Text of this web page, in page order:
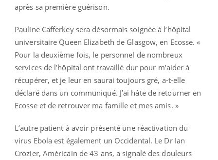
après sa première guérison.
Pauline Cafferkey sera désormais soignée à l’hôpital
universitaire Queen Elizabeth de Glasgow, en Ecosse. «
Pour la deuxième fois, le personnel de nombreux
services de l’hôpital ont travaillé dur pour m’aider à
récupérer, et je leur en saurai toujours gré, a-t-elle
déclaré dans un communiqué. J’ai hâte de retourner en
Ecosse et de retrouver ma famille et mes amis. »
L’autre patient à avoir présenté une réactivation du
virus Ebola est également un Occidental. Le Dr Ian
Crozier, Américain de 43 ans, a signalé des douleurs